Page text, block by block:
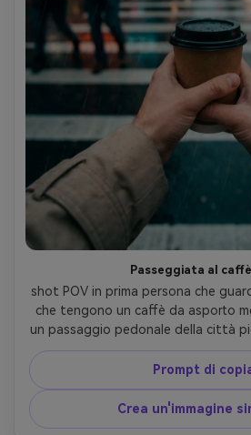
Passeggiata al caffè
shot POV in prima persona che
che tengono un caffè da asporto
un passaggio pedonale della città
trench beige, riflessi sull'asfalto
movimento sui pedoni di sfondo,
bokeh, scattato su Sony A7III,
gocce di pioggia realistiche e
cinematografico teal-arancio,
Prompt di
Crea un'immagine